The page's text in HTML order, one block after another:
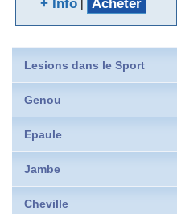
+ Info | Acheter
Lesions dans le Sport
Genou
Epaule
Jambe
Cheville